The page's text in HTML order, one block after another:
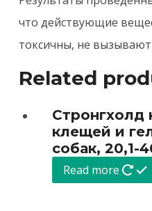
что действующие
токсичны, не
Related
Стронгхолд
клещей и
собак, 20,1-
Read more